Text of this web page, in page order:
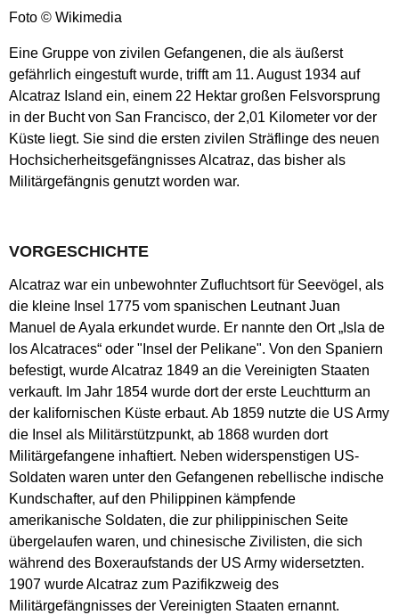
Foto © Wikimedia
Eine Gruppe von zivilen Gefangenen, die als äußerst
gefährlich eingestuft wurde, trifft am 11. August 1934 auf
Alcatraz Island ein, einem 22 Hektar großen Felsvorsprung
in der Bucht von San Francisco, der 2,01 Kilometer vor der
Küste liegt. Sie sind die ersten zivilen Sträflinge des neuen
Hochsicherheitsgefängnisses Alcatraz, das bisher als
Militärgefängnis genutzt worden war.
VORGESCHICHTE
Alcatraz war ein unbewohnter Zufluchtsort für Seevögel, als
die kleine Insel 1775 vom spanischen Leutnant Juan
Manuel de Ayala erkundet wurde. Er nannte den Ort „Isla de
los Alcatraces“ oder "Insel der Pelikane". Von den Spaniern
befestigt, wurde Alcatraz 1849 an die Vereinigten Staaten
verkauft. Im Jahr 1854 wurde dort der erste Leuchtturm an
der kalifornischen Küste erbaut. Ab 1859 nutzte die US Army
die Insel als Militärstützpunkt, ab 1868 wurden dort
Militärgefangene inhaftiert. Neben widerspenstigen US-
Soldaten waren unter den Gefangenen rebellische indische
Kundschafter, auf den Philippinen kämpfende
amerikanische Soldaten, die zur philippinischen Seite
übergelaufen waren, und chinesische Zivilisten, die sich
während des Boxeraufstands der US Army widersetzten.
1907 wurde Alcatraz zum Pazifikzweig des
Militärgefängnisses der Vereinigten Staaten ernannt.